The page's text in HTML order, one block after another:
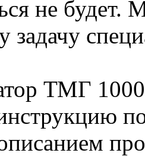
не будет.
задачу
ТМГ